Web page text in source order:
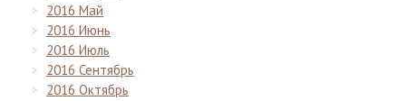
2016 Май
2016 Июнь
2016 Июль
2016 Сентябрь
2016 Октябрь